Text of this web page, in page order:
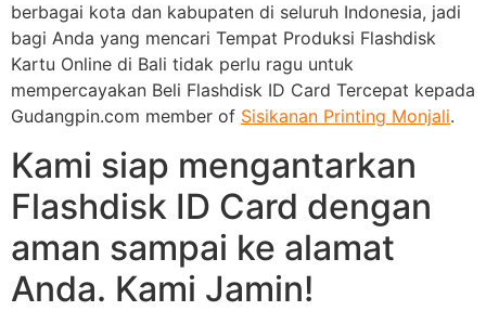
berbagai kota dan kabupaten di seluruh Indonesia, jadi
bagi Anda yang mencari Tempat Produksi Flashdisk
Kartu Online di Bali tidak perlu ragu untuk
mempercayakan Beli Flashdisk ID Card Tercepat kepada
Gudangpin.com member of Sisikanan Printing Monjali.
Kami siap mengantarkan
Flashdisk ID Card dengan
aman sampai ke alamat
Anda. Kami Jamin!